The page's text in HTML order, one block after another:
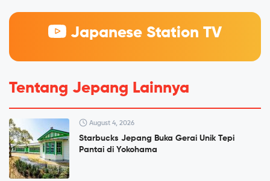
Japanese Station TV
Tentang Jepang Lainnya
August 4, 2026
Starbucks Jepang Buka Gerai Unik Tepi
Pantai di Yokohama